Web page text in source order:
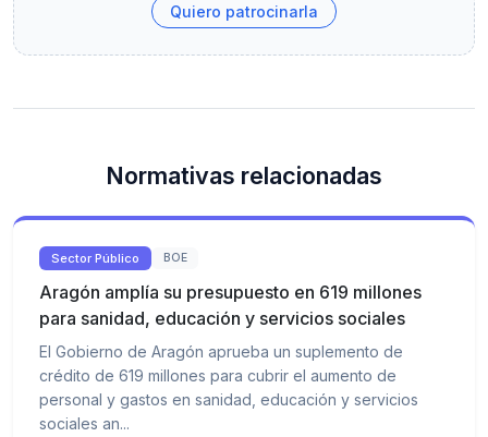
Quiero patrocinarla
Normativas relacionadas
Sector Público BOE
Aragón amplía su presupuesto en 619 millones
para sanidad, educación y servicios sociales
El Gobierno de Aragón aprueba un suplemento de
crédito de 619 millones para cubrir el aumento de
personal y gastos en sanidad, educación y servicios
sociales an...